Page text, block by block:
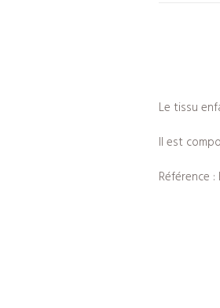
Le tissu
Il est
Référence :